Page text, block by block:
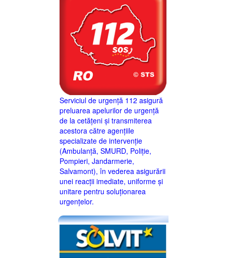
Serviciul de urgență 112 asigură
preluarea apelurilor de urgență
de la cetățeni și transmiterea
acestora către agențiile
specializate de intervenție
(Ambulanță, SMURD, Poliție,
Pompieri, Jandarmerie,
Salvamont), în vederea asigurării
unei reacții imediate, uniforme și
unitare pentru soluționarea
urgențelor.